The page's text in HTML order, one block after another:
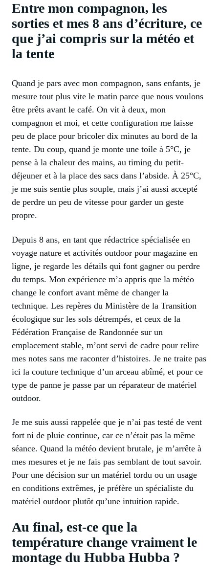
Entre mon compagnon, les
sorties et mes 8 ans d’écriture, ce
que j’ai compris sur la météo et
la tente
Quand je pars avec mon compagnon, sans enfants, je
mesure tout plus vite le matin parce que nous voulons
être prêts avant le café. On vit à deux, mon
compagnon et moi, et cette configuration me laisse
peu de place pour bricoler dix minutes au bord de la
tente. Du coup, quand je monte une toile à 5°C, je
pense à la chaleur des mains, au timing du petit-
déjeuner et à la place des sacs dans l’abside. À 25°C,
je me suis sentie plus souple, mais j’ai aussi accepté
de perdre un peu de vitesse pour garder un geste
propre.
Depuis 8 ans, en tant que rédactrice spécialisée en
voyage nature et activités outdoor pour magazine en
ligne, je regarde les détails qui font gagner ou perdre
du temps. Mon expérience m’a appris que la météo
change le confort avant même de changer la
technique. Les repères du Ministère de la Transition
écologique sur les sols détrempés, et ceux de la
Fédération Française de Randonnée sur un
emplacement stable, m’ont servi de cadre pour relire
mes notes sans me raconter d’histoires. Je ne traite pas
ici la couture technique d’un arceau abîmé, et pour ce
type de panne je passe par un réparateur de matériel
outdoor.
Je me suis aussi rappelée que je n’ai pas testé de vent
fort ni de pluie continue, car ce n’était pas la même
séance. Quand la météo devient brutale, je m’arrête à
mes mesures et je ne fais pas semblant de tout savoir.
Pour une décision sur un matériel tordu ou un usage
en conditions extrêmes, je préfère un spécialiste du
matériel outdoor plutôt qu’une intuition rapide.
Au final, est-ce que la
température change vraiment le
montage du Hubba Hubba ?